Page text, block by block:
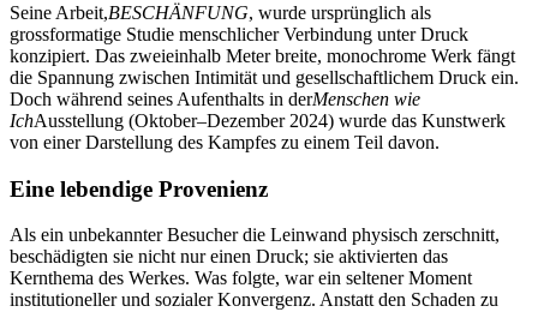
Seine Arbeit,BESCHÄNFUNG, wurde ursprünglich als
grossformatige Studie menschlicher Verbindung unter Druck
konzipiert. Das zweieinhalb Meter breite, monochrome Werk fängt
die Spannung zwischen Intimität und gesellschaftlichem Druck ein.
Doch während seines Aufenthalts in derMenschen wie
IchAusstellung (Oktober–Dezember 2024) wurde das Kunstwerk
von einer Darstellung des Kampfes zu einem Teil davon.
Eine lebendige Provenienz
Als ein unbekannter Besucher die Leinwand physisch zerschnitt,
beschädigten sie nicht nur einen Druck; sie aktivierten das
Kernthema des Werkes. Was folgte, war ein seltener Moment
institutioneller und sozialer Konvergenz. Anstatt den Schaden zu